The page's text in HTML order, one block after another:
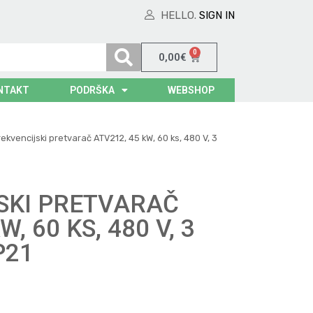
HELLO. SIGN IN
0,00€ 0
PODRŠKA WEBSHOP
pretvarač ATV212, 45 kW, 60 ks, 480 V, 3
PRETVARAČ
60 KS, 480 V, 3